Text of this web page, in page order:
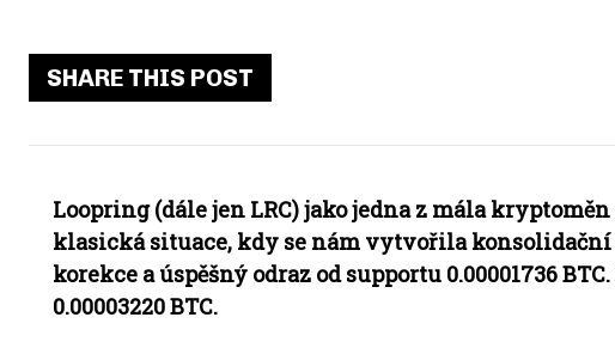
SHARE THIS POST
Loopring (dále jen LRC) jako jedna z mála
klasická situace, kdy se nám vytvořila konsolidační
korekce a úspěšný odraz od supportu 0.00001736
0.00003220 BTC.